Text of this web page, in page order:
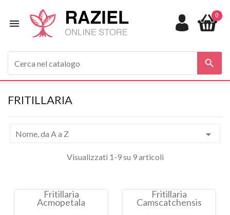

0

FRITILLARIA
Nome, da A a Z 
Visualizzati 1-9 su 9 articoli
Fritillaria
Acmopetala
Fritillaria
Camscatchensis